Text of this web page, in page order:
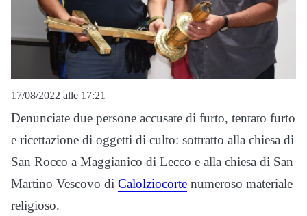
17/08/2022 alle 17:21
Denunciate due persone accusate di furto, tentato furto
e ricettazione di oggetti di culto: sottratto alla chiesa di
San Rocco a Maggianico di Lecco e alla chiesa di San
Martino Vescovo di Calolziocorte numeroso materiale
religioso.